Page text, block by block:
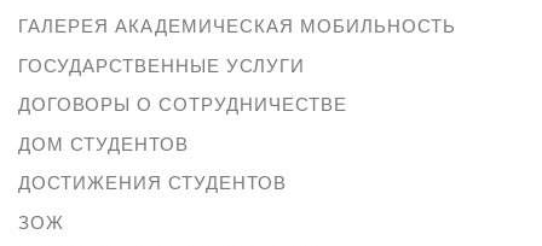
ГАЛЕРЕЯ АКАДЕМИЧЕСКАЯ МОБИЛЬНОСТЬ
ГОСУДАРСТВЕННЫЕ УСЛУГИ
ДОГОВОРЫ О СОТРУДНИЧЕСТВЕ
ДОМ СТУДЕНТОВ
ДОСТИЖЕНИЯ СТУДЕНТОВ
ЗОЖ